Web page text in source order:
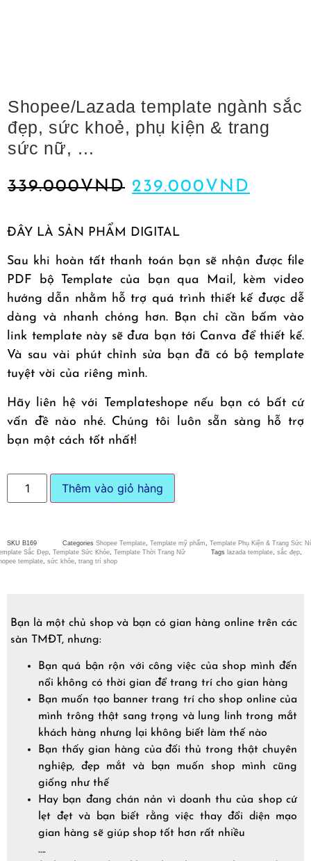
Shopee/Lazada template ngành sắc
đẹp, sức khoẻ, phụ kiện & trang
sức nữ, …
339.000VND 239.000 VND
ĐÂY LÀ SẢN PHẨM DIGITAL
Sau khi hoàn tất thanh toán bạn sẽ nhận được file
PDF bộ Template của bạn qua Mail, kèm video
hướng dẫn nhằm hỗ trợ quá trình thiết kế được dễ
dàng và nhanh chóng hơn. Bạn chỉ cần bấm vào
link template này sẽ đưa bạn tới Canva để thiết kế.
Và sau vài phút chỉnh sửa bạn đã có bộ template
tuyệt vời của riêng mình.
Hãy liên hệ với Templateshope nếu bạn có bất cứ
vấn đề nào nhé. Chúng tôi luôn sẵn sàng hỗ trợ
bạn một cách tốt nhất!
Thêm vào giỏ hàng
SKU B169 Categories Shopee Template, Template mỹ phẩm, Template Phụ Kiện & Trang Sức
Sắc Đẹp, Template Sức Khỏe, Template Thời Trang Nữ Tags lazada template, sắc đẹp,
template, sức khỏe, trang trí shop
Bạn là một chủ shop và bạn có gian hàng online trên các
sàn TMĐT, nhưng:
Bạn quá bận rộn với công việc của shop mình đến
nổi không có thời gian để trang trí cho gian hàng
Bạn muốn tạo banner trang trí cho shop online của
mình trông thật sang trọng và lung linh trong mắt
khách hàng nhưng lại không biết làm thế nào
Bạn thấy gian hàng của đối thủ trong thật chuyên
nghiệp, đẹp mắt và bạn muốn shop mình cũng
giống như thế
Hay bạn đang chán nản vì doanh thu của shop cứ
lẹt đẹt và bạn biết rằng việc thay đổi diện mạo
gian hàng sẽ giúp shop tốt hơn rất nhiều
….